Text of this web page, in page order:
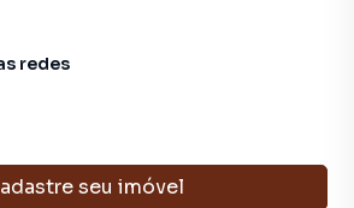
seu imóvel
redes